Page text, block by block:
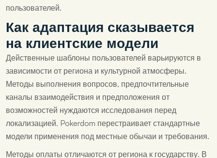
пользователей.
Как адаптация сказывается
на клиентские модели
Действенные шаблоны пользователей варьируются в
зависимости от региона и культурной атмосферы.
Методы выполнения вопросов, предпочтительные
каналы взаимодействия и предположения от
возможностей нуждаются исследования перед
локализацией. Pokerdom перестраивает стандартные
модели применения под местные обычаи и требования.
Методы оплаты отличаются от региона к государству. В